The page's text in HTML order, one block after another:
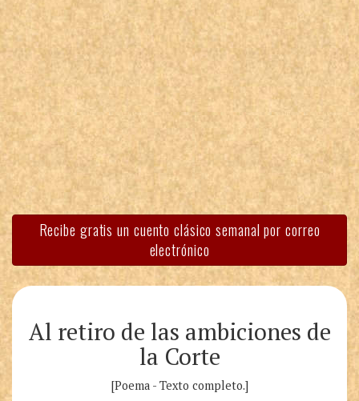
Recibe gratis un cuento clásico semanal por correo
electrónico
Al retiro de las ambiciones de
la Corte
[Poema - Texto completo.]